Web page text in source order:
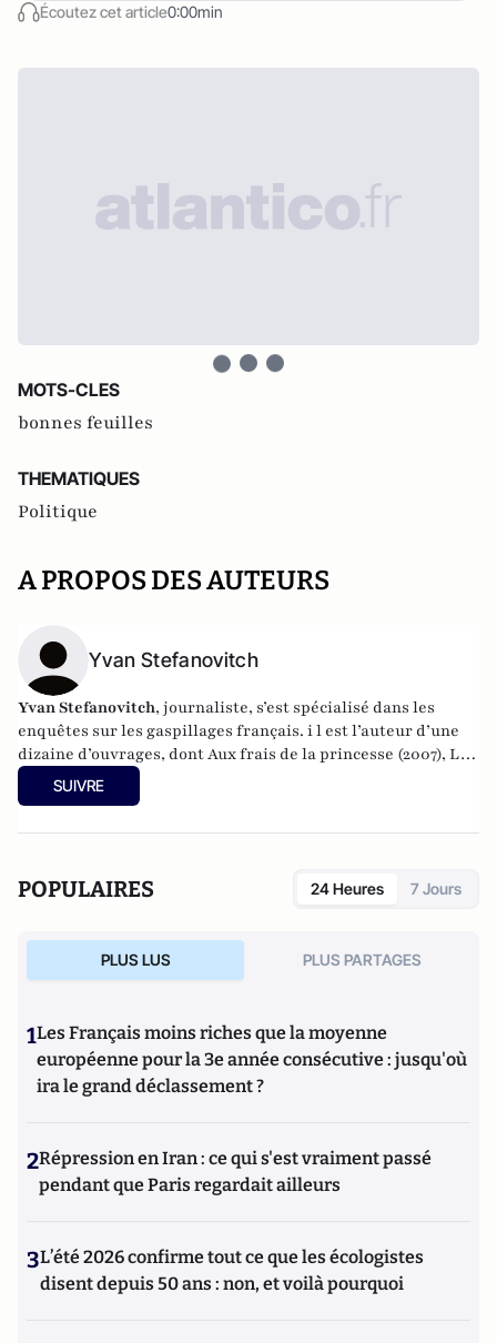
Écoutez cet article0:00min
MOTS-CLES
bonnes feuilles
THEMATIQUES
Politique
A PROPOS DES AUTEURS
Yvan Stefanovitch
Yvan Stefanovitch, journaliste, s’est spécialisé dans les
enquêtes sur les gaspillages français. i l est l’auteur d’une
dizaine d’ouvrages, dont Aux frais de la princesse (2007), Le
Sénat : Enquête sur les super-privilégiés de la République
(2008), La Caste des 500 (2010),
SUIVRE
POPULAIRES 24 Heures 7 Jours
PLUS LUS PLUS PARTAGES
1Les Français moins riches que la moyenne
européenne pour la 3e année consécutive : jusqu'où
ira le grand déclassement ?
2Répression en Iran : ce qui s'est vraiment passé
pendant que Paris regardait ailleurs
3L’été 2026 confirme tout ce que les écologistes
disent depuis 50 ans : non, et voilà pourquoi